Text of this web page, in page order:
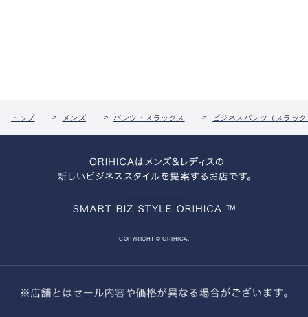
トップ メンズ パンツ・スラックス ビジネスパンツ（スラッ
COPYRIGHT © ORIHICA.